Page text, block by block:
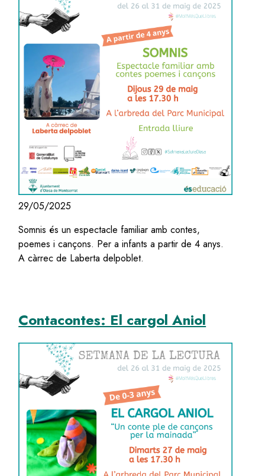
29/05/2025
Somnis és un espectacle familiar amb contes,
poemes i cançons. Per a infants a partir de 4 anys.
A càrrec de Laberta delpoblet.
Contacontes: El cargol Aniol
Image